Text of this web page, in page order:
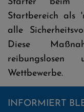
Startbereich als
alle
Diese
Wettbewerbe.
INFORMIERT